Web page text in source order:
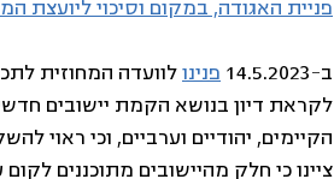
פניית האגודה, במקום וסיכוי
ב-14.5.2023 פנינו לוועדה המחוזית
לקראת דיון בנושא הקמת יישובים
הקיימים, יהודיים וערביים, וכי ראוי
ציינו כי חלק מהיישובים מתוכננים